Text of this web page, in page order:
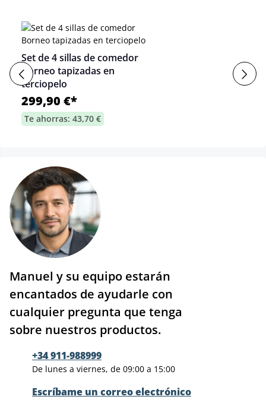
Set de 4 sillas de comedor
Borneo tapizadas en
terciopelo
299,90 €*
Te ahorras: 43,70 €
Manuel y su equipo estarán
encantados de ayudarle con
cualquier pregunta que tenga
sobre nuestros productos.
+34 911-988999
De lunes a viernes, de 09:00 a 15:00
Escríbame un correo electrónico